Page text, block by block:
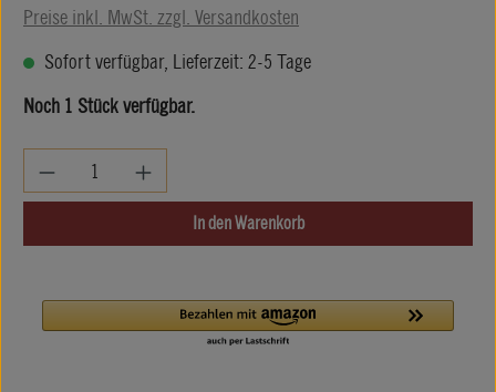
Preise inkl. MwSt. zzgl. Versandkosten
Sofort verfügbar, Lieferzeit: 2-5 Tage
Noch 1 Stück verfügbar.
Produkt Anzahl: Gib den gewünschten Wert ein
In den Warenkorb